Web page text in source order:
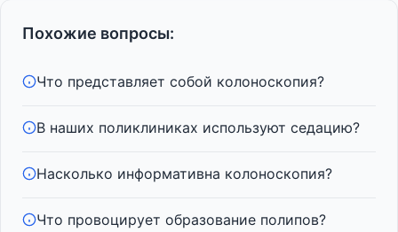
Похожие вопросы:
Что представляет собой колоноскопия?
В наших поликлиниках используют седацию?
Насколько информативна колоноскопия?
Что провоцирует образование полипов?